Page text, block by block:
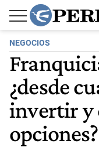
NEGOCIOS
¿desde
invertir y
opciones?